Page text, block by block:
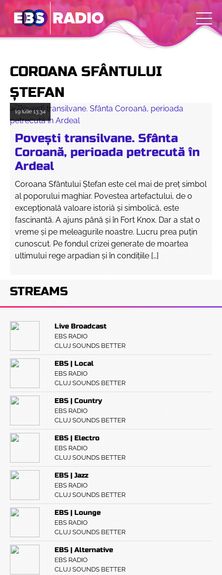
COROANA SFÂNTULUI
ȘTEFAN
19 iulie13:34
Povești transilvane. Sfânta
Coroană, perioada petrecută în
Ardeal
Coroana Sfântului Ștefan este cel mai de preț simbol
al poporului maghiar. Povestea artefactului, de o
excepțională valoare istoriă și simbolică, este
fascinantă. A ajuns până și în Fort Knox. Dar a stat o
vreme și pe meleagurile noastre. Lucru prea puțin
cunoscut. Pe fondul crizei generate de moartea
ultimului rege arpadian și în condițiile […]
STREAMS
Live Broadcast
EBS RADIO
CLUJ SOUNDS BETTER
EBS | Local
EBS RADIO
CLUJ SOUNDS BETTER
EBS | Country
EBS RADIO
CLUJ SOUNDS BETTER
EBS | Electro
EBS RADIO
CLUJ SOUNDS BETTER
EBS | Jazz
EBS RADIO
CLUJ SOUNDS BETTER
EBS | Lounge
EBS RADIO
CLUJ SOUNDS BETTER
EBS | Alternative
EBS RADIO
CLUJ SOUNDS BETTER